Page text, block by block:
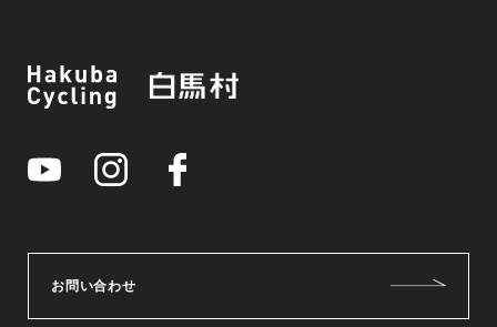
お問い合わせ